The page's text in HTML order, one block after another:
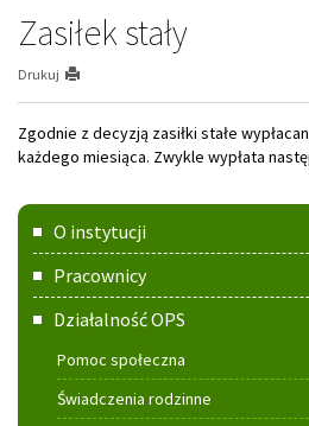
Zasiłek stały
Drukuj
Zgodnie z decyzją zasiłki stałe
każdego miesiąca. Zwykle wypłata
Menu
główne
O instytucji
Pracownicy
Działalność OPS
Pomoc społeczna
Świadczenia rodzinne